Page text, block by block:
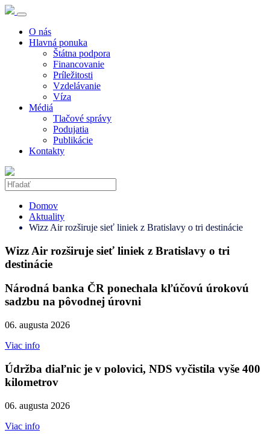
O nás
Hlavná ponuka
Štátna podpora
Financovanie
Príležitosti
Vzdelávanie
Víza
Médiá
Tlačové správy
Podujatia
Publikácie
Kontakty
Domov
Aktuality
Wizz Air rozširuje sieť liniek z Bratislavy o tri destinácie
Wizz Air rozširuje sieť liniek z Bratislavy o tri
destinácie
Národná banka ČR ponechala kľúčovú úrokovú
sadzbu na pôvodnej úrovni
06. augusta 2026
Viac info
Údržba diaľnic je v polovici, NDS vyčistila vyše 400
kilometrov
06. augusta 2026
Viac info